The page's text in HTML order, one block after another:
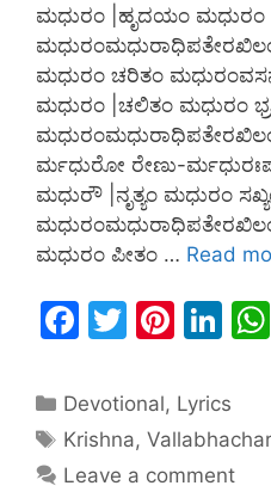
ಮಧುರಂ |ಹೃದಯಂ
ಮಧುರಂ ಚರಿತಂ
ಮಧುರಂ |ಚಲಿತಂ ಮಧುರಂ
ರ್ಮಧುರೋ ರೇಣು-
ಮಧುರೌ |ನೃತ್ಯಂ ಮಧುರಂ
ಮಧುರಂ ಪೀತಂ … Read
F
c
e
b
T
itt
er
Pi
er
e
st
Li
k
e
dI
Devotional, Lyrics
Krishna,
Leave a comment